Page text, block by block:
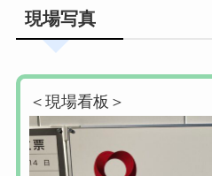
現場写真
＜現場看板＞